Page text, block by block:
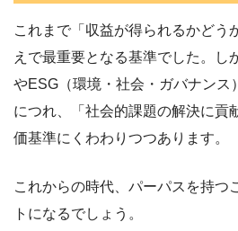
これまで「収益が得られるかどう
えで最重要となる基準でした。し
やESG（環境・社会・ガバナンス
につれ、「社会的課題の解決に貢
価基準にくわわりつつあります。
これからの時代、パーパスを持つ
トになるでしょう。